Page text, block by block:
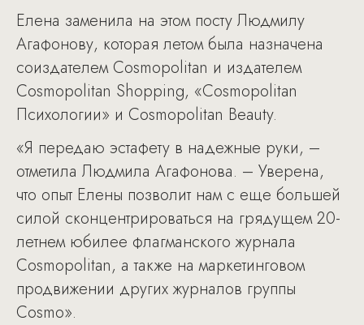
Елена заменила на этом посту Людмилу
Агафонову, которая летом была назначена
соиздателем Cosmopolitan и издателем
Cosmopolitan Shopping, «Cosmopolitan
Психологии» и Cosmopolitan Beauty.
«Я передаю эстафету в надежные руки, –
отметила Людмила Агафонова. – Уверена,
что опыт Елены позволит нам с еще большей
силой сконцентрироваться на грядущем 20-
летнем юбилее флагманского журнала
Cosmopolitan, а также на маркетинговом
продвижении других журналов группы
Cosmo».